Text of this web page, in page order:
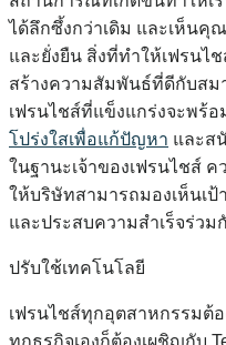
ได้ลึกซึ้งกว่าเดิม และเห็น
และยั่งยืน สิ่งที่ทำให้เฟรนไ
สร้างความสัมพันธ์ที่ดีกับสม
เฟรนไชส์ที่แข็งแกร่งจะพร้
โปร่งใสเพื่อแก้ปัญหา และส
ในฐานะเจ้าของเฟรนไชส์
ให้บริษัทสามารถมองเห็นเ
และประสบความสำเร็จร่วม
ปรับใช้เทคโนโลยี
เฟรนไชส์ทุกอุตสาหกรรมต้
ทุกธุรกิจเองก็ต้องเผชิญกับ